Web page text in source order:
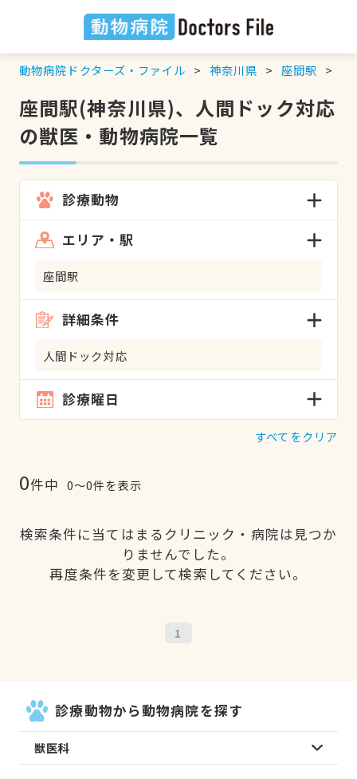
動物病院ドクターズ・ファイル 神奈川県 座間駅
座間駅(神奈川県)、人間ドック対応
の獣医・動物病院一覧
診療動物
エリア・駅
座間駅
詳細条件
人間ドック対応
診療曜日
すべてをクリア
0件中 0〜0件を表示
検索条件に当てはまるクリニック・病院は見つか
りませんでした。
再度条件を変更して検索してください。
1
診療動物から動物病院を探す
獣医科